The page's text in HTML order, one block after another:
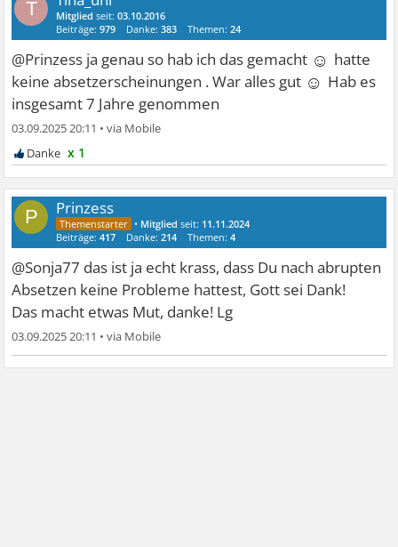
T Mitglied seit:03.10.2016
Beiträge:979 Danke:383 Themen:24
@Prinzess ja genau so hab ich das gemacht ☺ hatte
keine absetzerscheinungen . War alles gut ☺ Hab es
insgesamt 7 Jahre genommen
03.09.2025 20:11 •
x 1
P Prinzess
• Mitglied seit: 11.11.2024
Beiträge:417 Danke:214 Themen:4
@Sonja77 das ist ja echt krass, dass Du nach abrupten
Absetzen keine Probleme hattest, Gott sei Dank!
Das macht etwas Mut, danke! Lg
03.09.2025 20:11 •